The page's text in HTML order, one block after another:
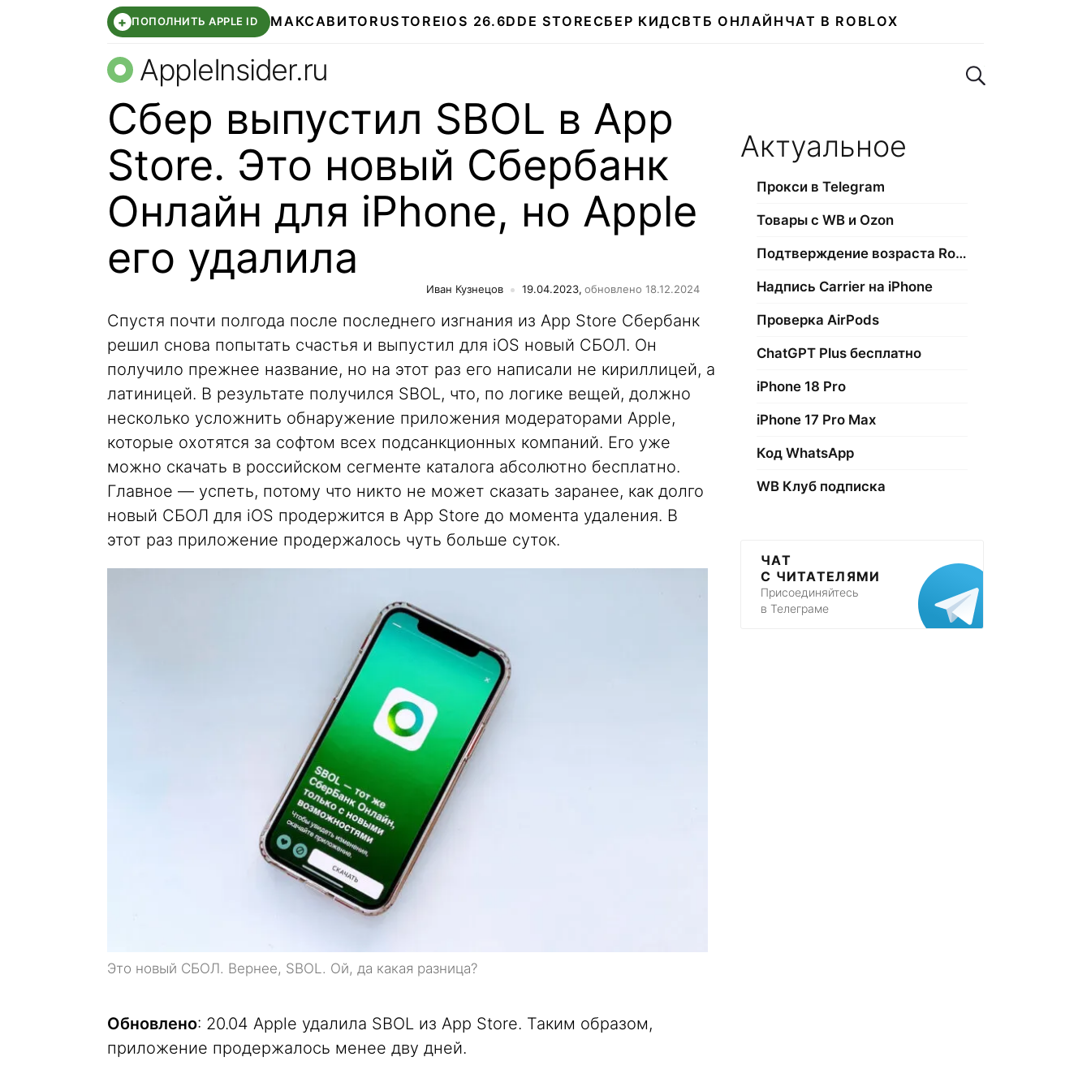
+ ПОПОЛНИТЬ APPLE ID МАКСАВИТО RUSTOREIOS 26.6DDE STORE СБЕР КИДСВТБ ОНЛАЙН ЧАТ В ROBLOX
AppleInsider.ru Поиск по сайту
Сбер выпустил SBOL в App
Store. Это новый Сбербанк
Онлайн для iPhone, но Apple
его удалила
Иван Кузнецов 19.04.2023, обновлено 18.12.2024
Спустя почти полгода после последнего изгнания из App Store Сбербанк
решил снова попытать счастья и выпустил для iOS новый СБОЛ. Он
получило прежнее название, но на этот раз его написали не кириллицей, а
латиницей. В результате получился SBOL, что, по логике вещей, должно
несколько усложнить обнаружение приложения модераторами Apple,
которые охотятся за софтом всех подсанкционных компаний. Его уже
можно скачать в российском сегменте каталога абсолютно бесплатно.
Главное — успеть, потому что никто не может сказать заранее, как долго
новый СБОЛ для iOS продержится в App Store до момента удаления. В
этот раз приложение продержалось чуть больше суток.
Это новый СБОЛ. Вернее, SBOL. Ой, да какая разница?
Обновлено: 20.04 Apple удалила SBOL из App Store. Таким образом,
приложение продержалось менее дву дней.
Актуальное
Прокси в Telegram
Товары с WB и Ozon
Подтверждение возраста Roblox
Надпись Carrier на iPhone
Проверка AirPods
ChatGPT Plus бесплатно
iPhone 18 Pro
iPhone 17 Pro Max
Код WhatsApp
WB Клуб подписка
ЧАТ
С ЧИТАТЕЛЯМИ
Присоединяйтесь
в Телеграме